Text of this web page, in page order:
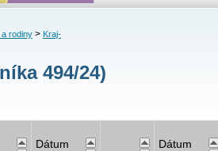
rodiny> Kraj-
494/24)
Dátum
Dátum